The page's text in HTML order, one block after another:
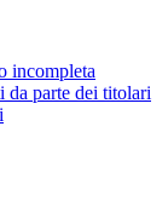
incompleta
da parte dei titolari